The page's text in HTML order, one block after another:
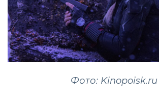
Фото: Kinopoisk.ru